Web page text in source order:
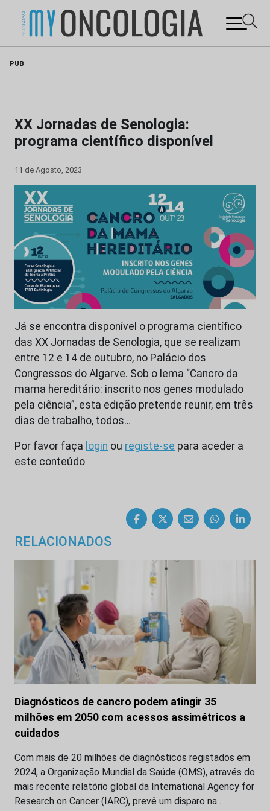
PUB
XX Jornadas de Senologia:
programa científico disponível
11 de Agosto, 2023
Já se encontra disponível o programa científico
das XX Jornadas de Senologia, que se realizam
entre 12 e 14 de outubro, no Palácio dos
Congressos do Algarve. Sob o lema “Cancro da
mama hereditário: inscrito nos genes modulado
pela ciência”, esta edição pretende reunir, em três
dias de trabalho, todos…
Por favor faça login ou registe-se para aceder a
este conteúdo
RELACIONADOS
Diagnósticos de cancro podem atingir 35
milhões em 2050 com acessos assimétricos a
cuidados
Com mais de 20 milhões de diagnósticos registados em
2024, a Organização Mundial da Saúde (OMS), através do
mais recente relatório global da International Agency for
Research on Cancer (IARC), prevê um disparo na…